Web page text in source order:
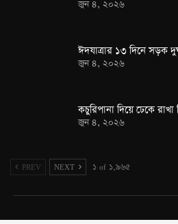
জুন ৪, ২০২৬
ঈদযাত্রার ১৩ দিনে সড়ক
জুন ৪, ২০২৬
কচুরিপানা দিয়ে ঢেকে
জুন ৪, ২০২৬
PREV NEXT ১ of ১,৯৬৫